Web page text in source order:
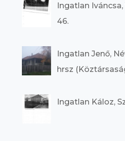
Ingatlan
46.
Ingatlan Jenő,
hrsz
Ingatlan Káloz,